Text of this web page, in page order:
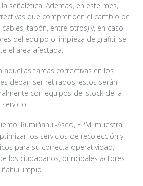
señalética. Además, en este mes,
que comprenden el cambio de
tapón, entre otros) y, en caso
del equipo o limpieza de grafiti, se
el área afectada.
aquellas tareas correctivas en los
deban ser retirados, estos serán
con equipos del stock de la
Rumiñahui-Aseo, EPM, muestra
los servicios de recolección y
para su correcta operatividad,
los ciudadanos, principales actores
limpio.